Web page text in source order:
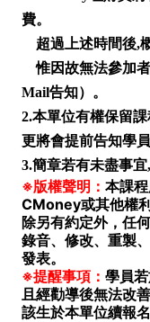
費。
超過上述時間後,
惟因故無法參加
Mail告知）。
2.本單位有權保留
更將會提前告知學員
3.簡章若有未盡事
※版權聲明： 本課
CMoney或其他權
除另有約定外，任
錄音、修改、重製
發表。
※提醒事項： 學員
且經勸導後無法改
該生於本單位續報名